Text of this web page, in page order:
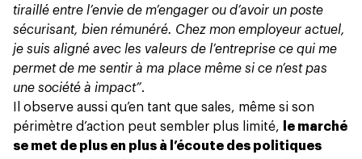
tiraillé entre l’envie de m’engager ou d’avoir un poste
sécurisant, bien rémunéré. Chez mon employeur actuel,
je suis aligné avec les valeurs de l’entreprise ce qui me
permet de me sentir à ma place même si ce n’est pas
une société à impact”.
Il observe aussi qu’en tant que sales, même si son
périmètre d’action peut sembler plus limité,
le marché
se met de plus en plus à l’écoute des politiques